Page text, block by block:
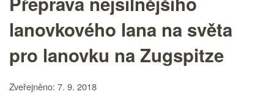
lanovkového lana na světa
pro lanovku na Zugspitze
Zveřejněno: 7. 9. 2018